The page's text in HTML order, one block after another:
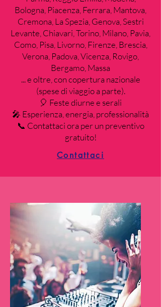
Bologna, Piacenza, Ferrara, Mantova,
Cremona, La Spezia, Genova, Sestri
Levante, Chiavari, Torino, Milano, Pavia,
Como, Pisa, Livorno, Firenze, Brescia,
Verona, Padova, Vicenza, Rovigo,
Bergamo, Massa
... e oltre, con copertura nazionale
(spese di viaggio a parte).
🎈 Feste diurne e serali
🎤 Esperienza, energia, professionalità
📞 Contattaci ora per un preventivo
gratuito!
Contattaci